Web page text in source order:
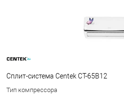
Сплит-система Centek CT-65B12
Тип компрессора